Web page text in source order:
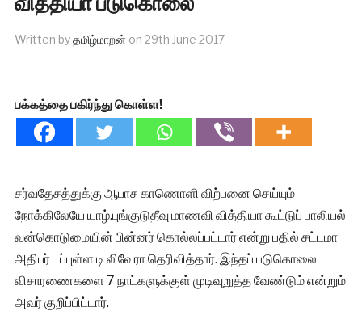
Written byதமிழ்மாறன் on 29th June 2017
பக்கத்தை பகிர்ந்து கொள்ள!
சர்வதேசத்துக்கு ஆபாச காணொளி விற்பனை செய்யும்
நோக்கிலேயே யாழ்.புங்குடுதீவு மாணவி வித்தியா கூட்டுப் பாலியல்
வன்கொடுமையின் பின்னர் கொல்லப்பட்டார் என்று பதில் சட்டமா
அதிபர் டப்புள்ள டி லிவேரா தெரிவித்தார். இந்தப் படுகொலை
விசாரணைகளை 7 நாட்களுக்குள் முடிவுறுத்த வேண்டும் என்றும்
அவர் குறிப்பிட்டார்.